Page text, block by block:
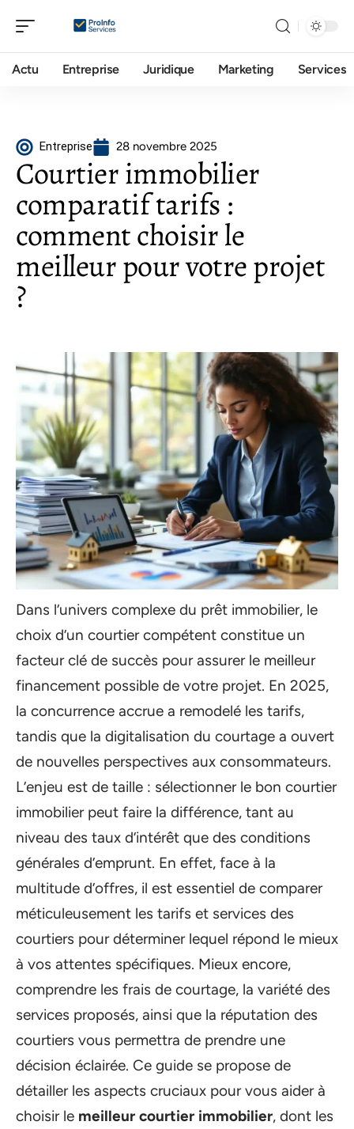
Actu Entreprise Juridique Marketing Services
Entreprise 28 novembre 2025
Courtier immobilier
comparatif tarifs :
comment choisir le
meilleur pour votre projet
?
Dans l’univers complexe du prêt immobilier, le
choix d’un courtier compétent constitue un
facteur clé de succès pour assurer le meilleur
financement possible de votre projet. En 2025,
la concurrence accrue a remodelé les tarifs,
tandis que la digitalisation du courtage a ouvert
de nouvelles perspectives aux consommateurs.
L’enjeu est de taille : sélectionner le bon courtier
immobilier peut faire la différence, tant au
niveau des taux d’intérêt que des conditions
générales d’emprunt. En effet, face à la
multitude d’offres, il est essentiel de comparer
méticuleusement les tarifs et services des
courtiers pour déterminer lequel répond le mieux
à vos attentes spécifiques. Mieux encore,
comprendre les frais de courtage, la variété des
services proposés, ainsi que la réputation des
courtiers vous permettra de prendre une
décision éclairée. Ce guide se propose de
détailler les aspects cruciaux pour vous aider à
choisir le meilleur courtier immobilier, dont les